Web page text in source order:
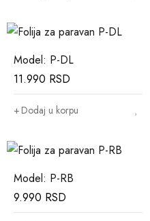
Model: P-DL
11.990 RSD
Dodaj u korpu
Model: P-RB
9.990 RSD